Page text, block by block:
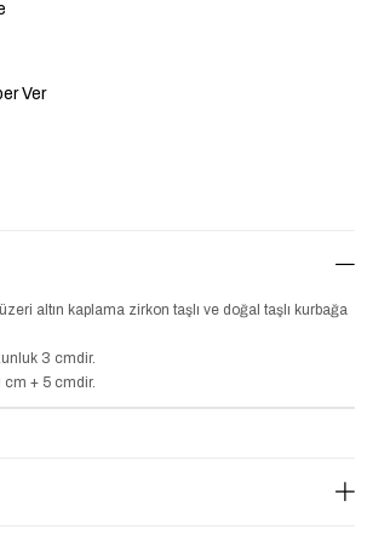
Ver
altın kaplama zirkon taşlı ve doğal taşlı kurbağa
3 cmdir.
cm + 5 cmdir.